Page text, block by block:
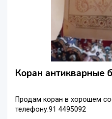
Коран антикварные
Продам коран в хорошем
телефону.91 4495092